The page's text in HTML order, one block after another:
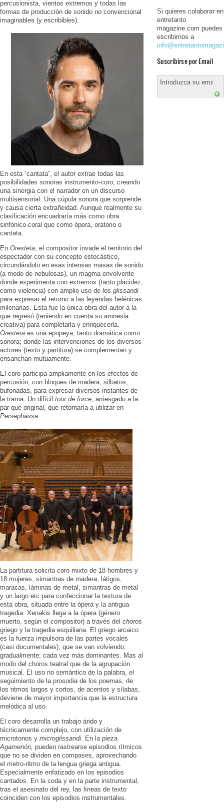
percusionista, vientos extremos y todas las
formas de producción de sonido no convencional
imaginables (y escribibles).
En esta “cantata”, el autor extrae todas las
posibilidades sonoras instrumento-coro, creando
una sinergia con el narrador en un discurso
multisensorial. Una cúpula sonora que sorprende
y causa cierta extrañeidad. Aunque realmente su
clasificación encuadraría más como obra
sinfónico-coral que como ópera, oratorio o
cantata.
En Oresteïa , el compositor invade el territorio del
espectador con su concepto estocástico,
circundándolo en esas intensas masas de sonido
(a modo de nebulosas), un magma envolvente
donde experimenta con extremos (tanto placidez,
como violencia) con amplio uso de los glissandi
para expresar el retorno a las leyendas helénicas
milenarias. Esta fue la única obra del autor a la
que regresó (teniendo en cuenta su amnesia
creativa) para completarla y enriquecerla.
Oresteïa es una epopeya; tanto dramática como
sonora; donde las intervenciones de los diversos
actores (texto y partitura) se complementan y
ensanchan mutuamente.
El coro participa ampliamente en los efectos de
percusión, con bloques de madera, silbatos,
bufonadas, para expresar diversos instantes de
la trama. Un difícil tour de force , arriesgado a la
par que original, que retornaría a utilizar en
Persephassa
La partitura solicita coro mixto de 18 hombres y
18 mujeres, simantras de madera, látigos,
maracas, láminas de metal, simantras de metal
y un largo etc para confeccionar la textura de
esta obra, situada entre la ópera y la antigua
tragedia. Xenakis llega a la ópera (género
muerto, según el compositor) a través del choros
griego y la tragedia esquiliana. El griego arcaico
es la fuerza impulsora de las partes vocales
(casi documentales), que se van volviendo;
gradualmente; cada vez más dominantes. Mas al
modo del choros teatral que de la agrupación
musical. El uso no semántico de la palabra, el
seguimiento de la prosodia de los poemas, de
los ritmos largos y cortos, de acentos y sílabas,
deviene de mayor importancia que la estructura
melódica al uso.
El coro desarrolla un trabajo árido y
técnicamente complejo, con utilización de
microtonos y microglissandi. En la pieza
Agamenón, pueden rastrearse episodios rítmicos
que no se dividen en compases, aprovechando
el metro-ritmo de la lengua griega antigua.
Especialmente enfatizado en los episodios
cantados. En la coda y en la parte instrumental,
tras el asesinato del rey, las líneas de texto
coinciden con los episodios instrumentales.
Si quieres colaborar en
entretanto
magazine.com puedes
escribirnos a
Suscribirse por Email